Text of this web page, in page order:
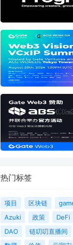
热门标签
项目 区块链
Azuki
政策 DeFi
DAO
链叨叨直播间